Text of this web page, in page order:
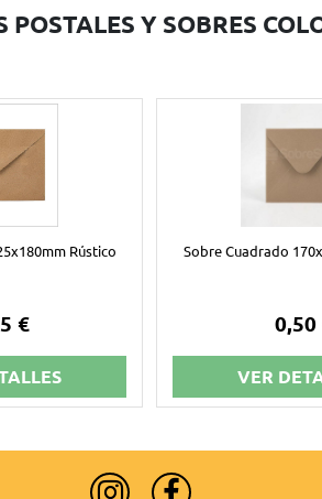
POSTALES Y SOBRES
Rústico
€
Sobre Cuadrado
0,50
VER